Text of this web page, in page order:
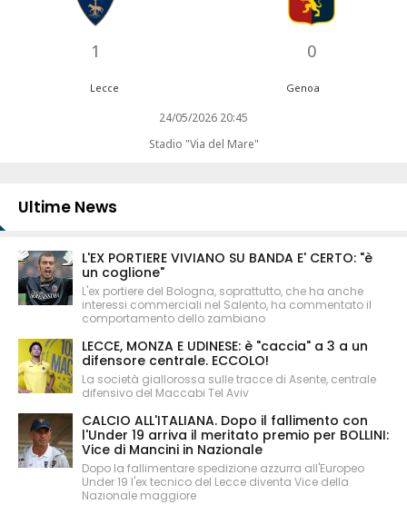
1 0
Lecce Genoa
24/05/2026 20:45
Stadio "Via del Mare"
Ultime News
L'EX PORTIERE VIVIANO SU BANDA E' CERTO: "è
un coglione"
L'ex portiere del Bologna, soprattutto, che ha anche
interessi commerciali nel Salento, ha commentato il
comportamento dello zambiano
LECCE, MONZA E UDINESE: è "caccia" a 3 a un
difensore centrale. ECCOLO!
La società giallorossa sulle tracce di Asente, centrale
difensivo del Maccabi Tel Aviv
CALCIO ALL'ITALIANA. Dopo il fallimento con
l'Under 19 arriva il meritato premio per BOLLINI:
Vice di Mancini in Nazionale
Dopo la fallimentare spedizione azzurra all'Europeo
Under 19 l'ex tecnico del Lecce diventa Vice della
Nazionale maggiore